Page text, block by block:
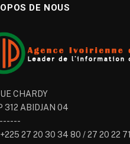
DE NOUS
CHARDY
312 ABIDJAN 04
+225 27 20 30 34 80 / 27 20 22